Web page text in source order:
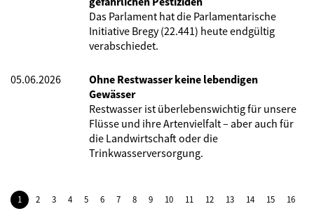
Das Parlament hat die Parlamentarische
Initiative Bregy (22.441) heute endgültig
verabschiedet.
05.06.2026
Ohne Restwasser keine lebendigen
Gewässer
Restwasser ist überlebenswichtig für unsere
Flüsse und ihre Artenvielfalt – aber auch für
die Landwirtschaft oder die
Trinkwasserversorgung.
1 2 3 4 5 6 7 8 9 10 11 12 13 14 15
16